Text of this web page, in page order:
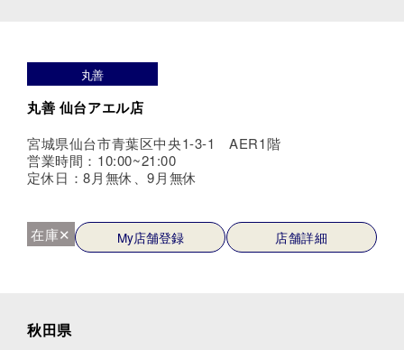
丸善
丸善 仙台アエル店
宮城県仙台市青葉区中央1-3-1 AER1階
営業時間：10:00~21:00
定休日：8月無休、9月無休
在庫✕ My店舗登録 店舗詳細
秋田県